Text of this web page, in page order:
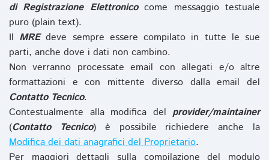
di Registrazione Elettronicocome messaggio testuale
puro (plain text).
Il MREdeve sempre essere compilato in tutte le sue
parti, anche dove i dati non cambino.
Non verranno processate email con allegati e/o altre
formattazioni e con mittente diverso dalla email del
Contatto Tecnico.
Contestualmente alla modifica del provider/maintainer
(Contatto Tecnico) è possibile richiedere anche la
Modifica dei dati anagrafici del Proprietario.